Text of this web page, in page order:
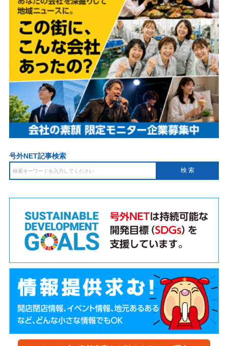
号外NET記事検索